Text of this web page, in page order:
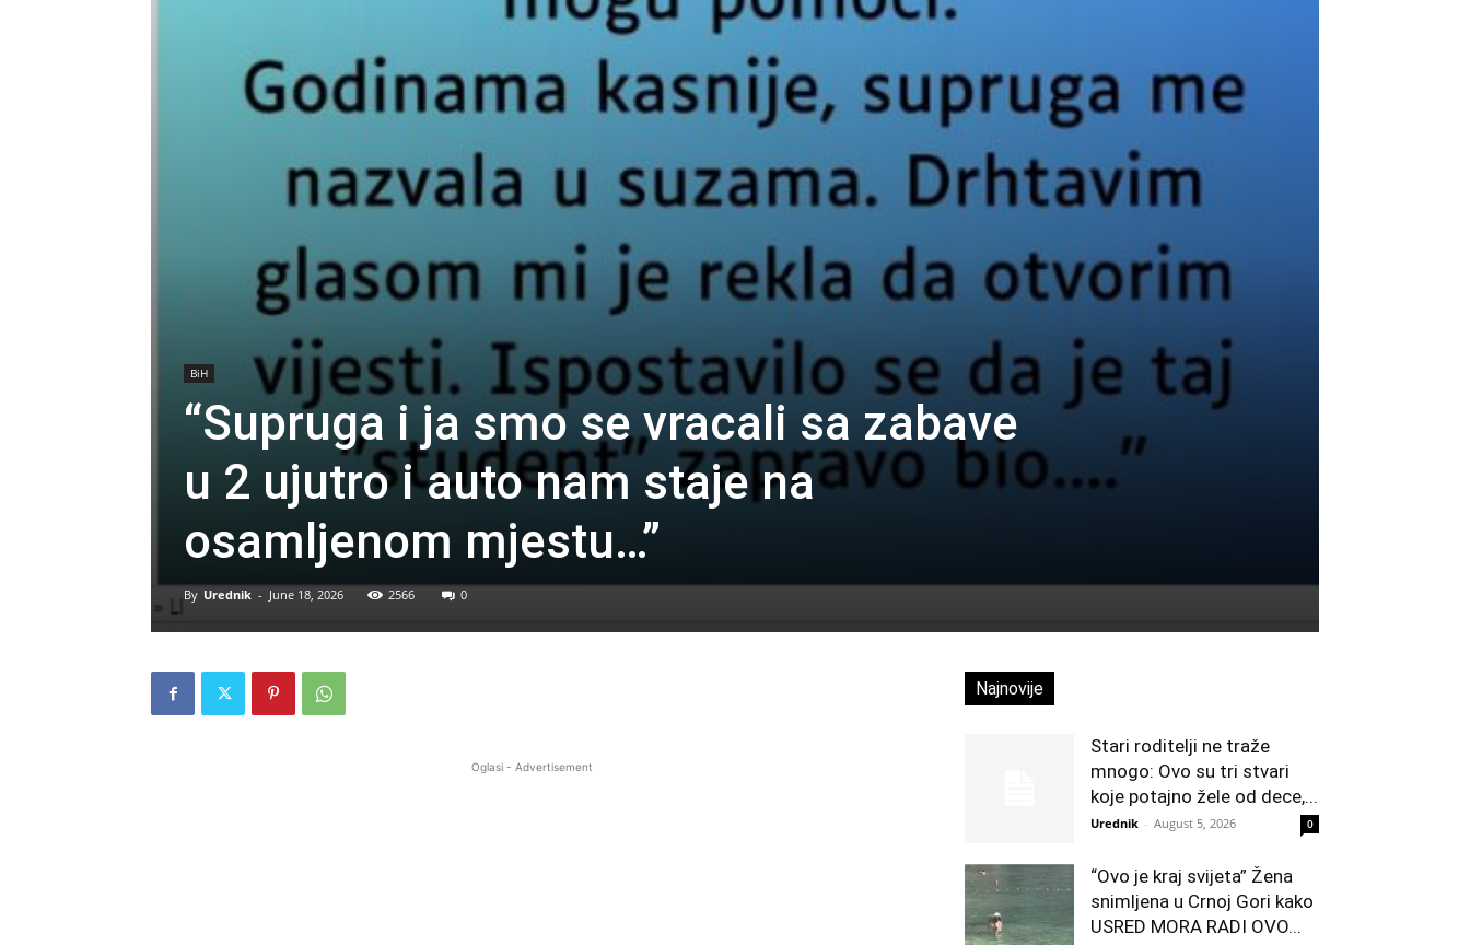
BiH
“Supruga i ja smo se vracali sa zabave
u 2 ujutro i auto nam staje na
osamljenom mjestu…”
By Urednik - June 18, 2026 2566 0
Oglasi - Advertisement
Najnovije
Stari roditelji ne traže
mnogo: Ovo su tri stvari
koje potajno žele od dece,...
Urednik - August 5, 2026 0
“Ovo je kraj svijeta” Žena
snimljena u Crnoj Gori kako
USRED MORA RADI OVO...